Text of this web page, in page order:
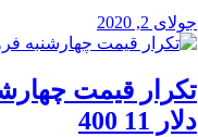
جولای 2, 2020
تکرار قیمت
دلار 11 400